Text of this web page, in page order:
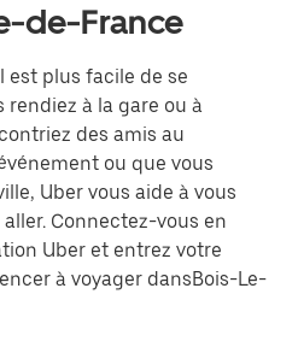
de-France
est plus facile de se
rendiez à la gare ou à
des amis au
ou que vous
Uber vous aide à vous
Connectez-vous en
Uber et entrez votre
à voyager dansBois-Le-